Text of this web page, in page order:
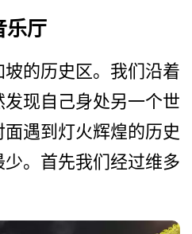
乐厅
的历史­区。我们沿着
现自己身处另一个­世
遇到灯火辉煌的历史
。首先我们经过维多